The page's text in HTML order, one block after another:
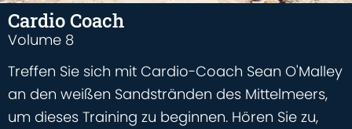
Cardio Coach
Volume 8
Treffen Sie sich mit Cardio-Coach Sean O'Malley
an den weißen Sandstränden des Mittelmeers,
um dieses Training zu beginnen. Hören Sie zu,